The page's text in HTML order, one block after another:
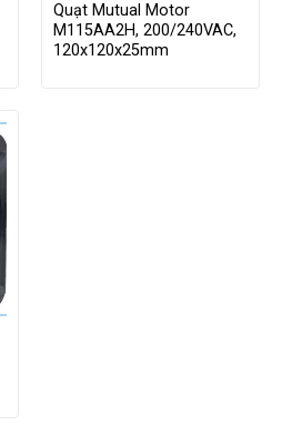
Quạt Mutual Motor
M115AA2H, 200/240VAC,
120x120x25mm